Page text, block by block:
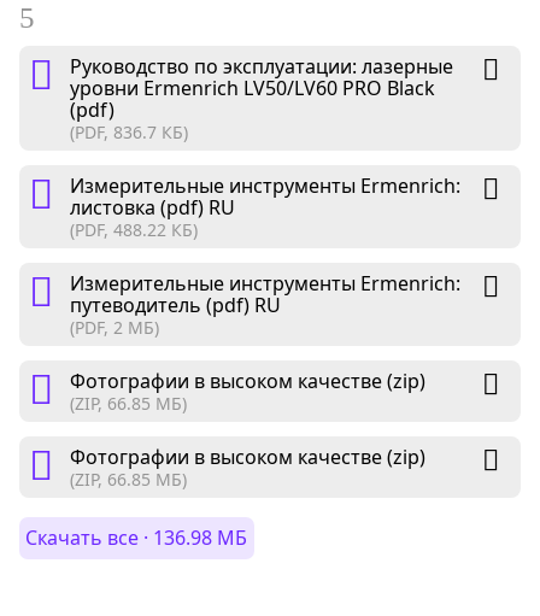
5
Руководство по эксплуатации: лазерные
уровни Ermenrich LV50/LV60 PRO Black
(pdf)
(PDF, 836.7 КБ)
Измерительные инструменты Ermenrich:
листовка (pdf) RU
(PDF, 488.22 КБ)
Измерительные инструменты Ermenrich:
путеводитель (pdf) RU
(PDF, 2 МБ)
Фотографии в высоком качестве (zip)
(ZIP, 66.85 МБ)
Фотографии в высоком качестве (zip)
(ZIP, 66.85 МБ)
Скачать все · 136.98 МБ